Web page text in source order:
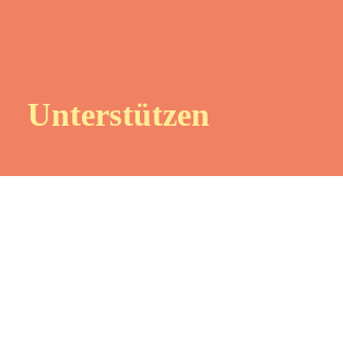
Unterstützen